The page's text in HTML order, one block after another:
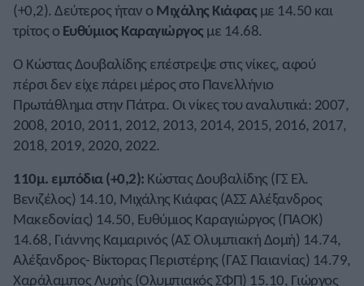
(+0,2). Δεύτερος ήταν ο Μιχάλης Κιάφαςμε 14.50 και
τρίτος ο Ευθύμιος Καραγιώργοςμε 14.68.
Ο Κώστας Δουβαλίδης επέστρεψε στις νίκες, αφού
πέρσι δεν είχε πάρει μέρος στο Πανελλήνιο
Πρωτάθλημα στην Πάτρα. Οι νίκες του αναλυτικά: 2007,
2008, 2010, 2011, 2012, 2013, 2014, 2015, 2016, 2017,
2018, 2019, 2020, 2022.
110μ. εμπόδια (+0,2): Κώστας Δουβαλίδης (ΓΣ Ελ.
Βενιζέλος) 14.10, Μιχάλης Κιάφας (ΑΣΣ Αλέξανδρος
Μακεδονίας) 14.50, Ευθύμιος Καραγιώργος (ΠΑΟΚ)
14.68, Γιάννης Καμαρινός (ΑΣ Ολυμπιακή Δομή) 14.74,
Αλέξανδρος- Βίκτορας Περιστέρης (ΓΑΣ Παιανίας) 14.79,
Χαράλαμπος Λυρής (Ολυμπιακός ΣΦΠ) 15.10, Γιώργος